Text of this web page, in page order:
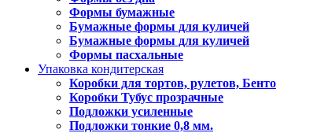
Формы бумажные
Бумажные формы для куличей
Бумажные формы для куличей
Формы пасхальные
Упаковка кондитерская
Коробки для тортов, рулетов, Бенто
Коробки Тубус прозрачные
Подложки усиленные
Подложки тонкие 0,8 мм.